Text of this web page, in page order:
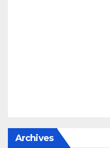
Archives